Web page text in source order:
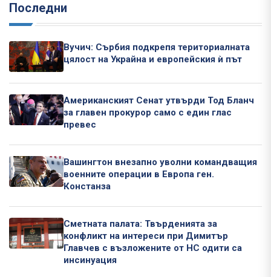
Последни
Вучич: Сърбия подкрепя териториалната
цялост на Украйна и европейския ѝ път
Американският Сенат утвърди Тод Бланч
за главен прокурор само с един глас
превес
Вашингтон внезапно уволни командващия
военните операции в Европа ген.
Констанза
Сметната палата: Твърденията за
конфликт на интереси при Димитър
Главчев с възложените от НС одити са
инсинуация